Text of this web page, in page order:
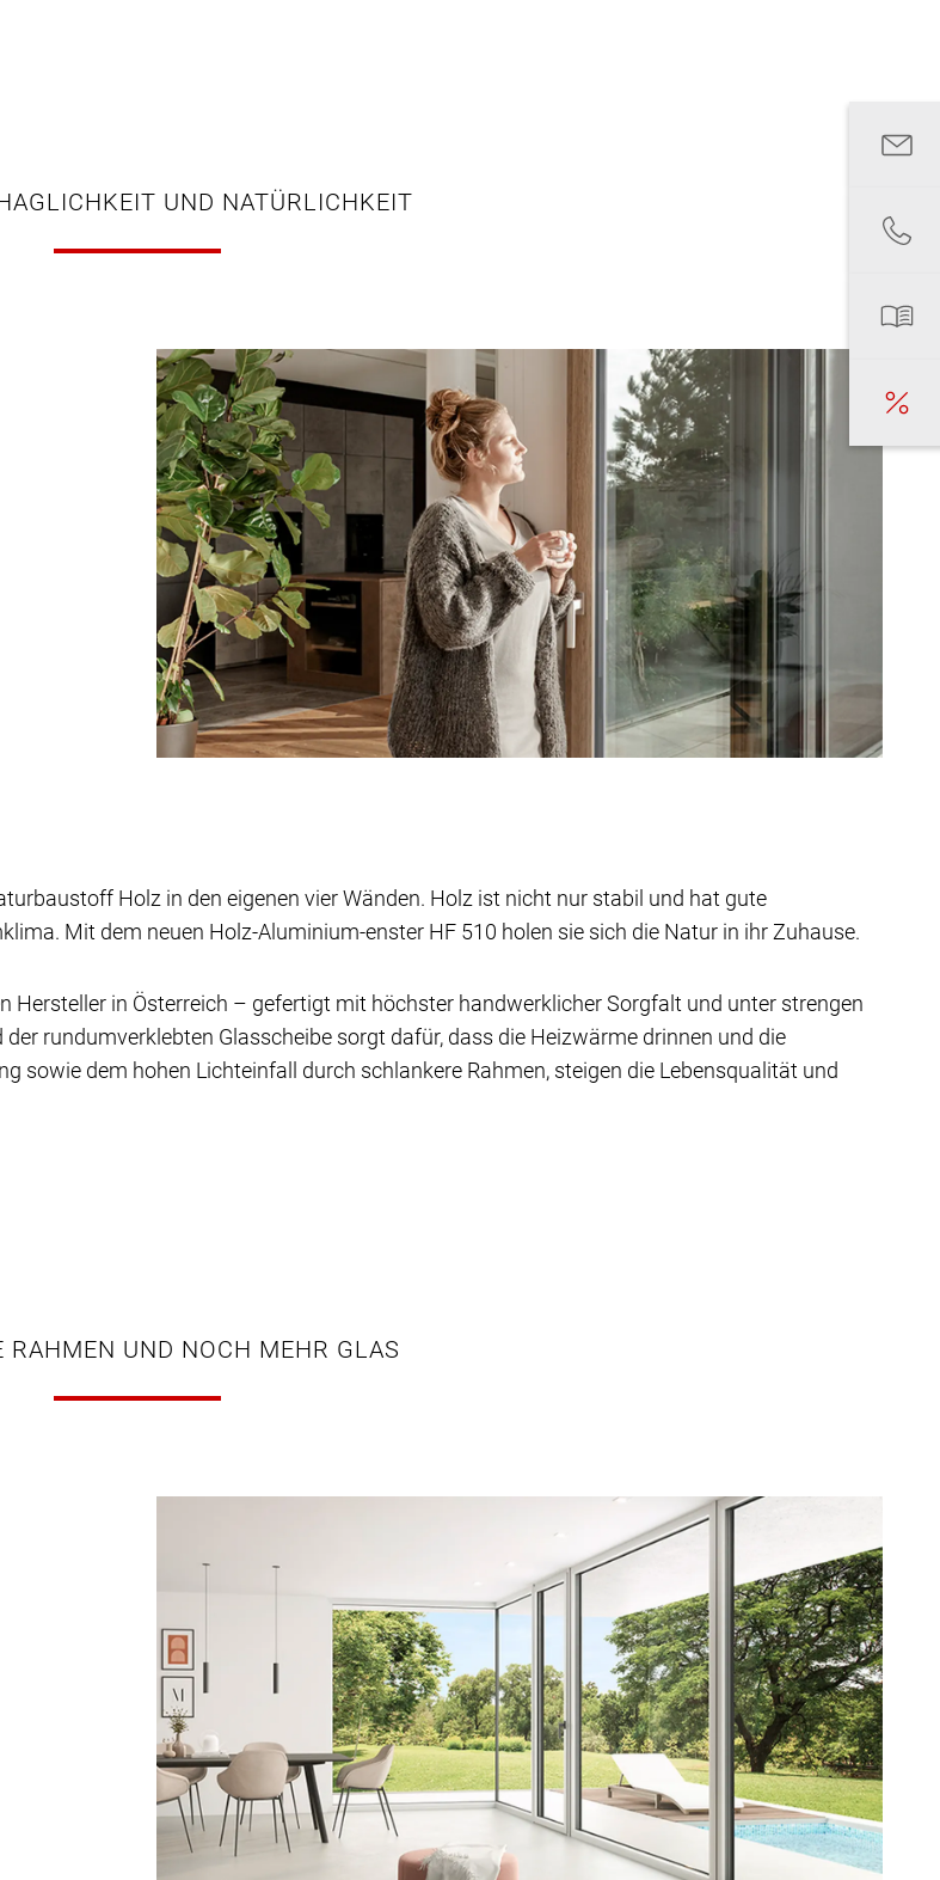
UND NATÜRLICHKEIT
Holz in den eigenen vier Wänden. Holz ist nicht nur stabil und hat gute
Mit dem neuen Holz-Aluminium-enster HF 510 holen sie sich die Natur in ihr Zuhause.
Hersteller in Österreich – gefertigt mit höchster handwerklicher Sorgfalt und unter strengen
rundumverklebten Glasscheibe sorgt dafür, dass die Heizwärme drinnen und die
sowie dem hohen Lichteinfall durch schlankere Rahmen, steigen die Lebensqualität und
RAHMEN UND NOCH MEHR GLAS